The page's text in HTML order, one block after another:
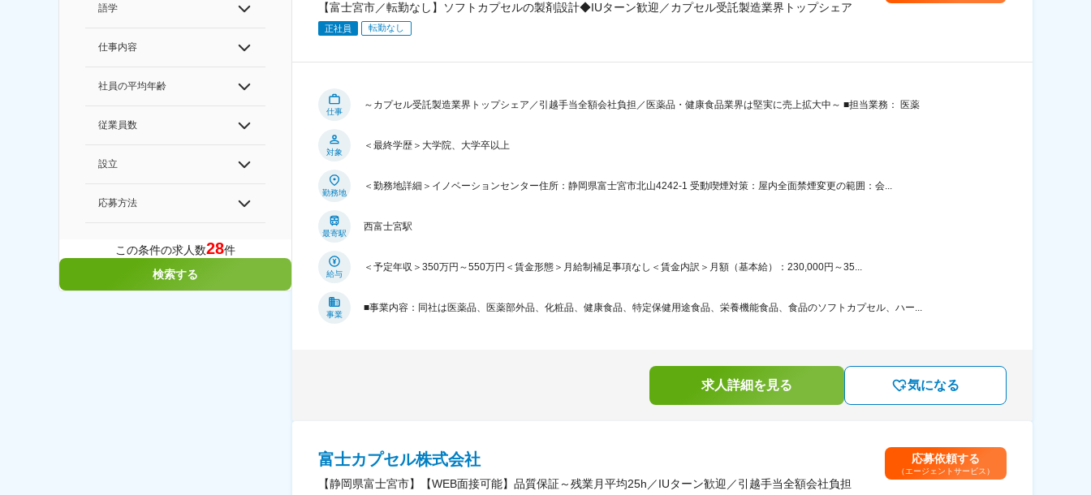
語学
仕事内容
社員の平均年齢
従業員数
設立
応募方法
この条件の求人数28件
検索する
【富士宮市／転勤なし】ソフトカプセルの製剤設計◆IUターン歓迎／カプセル受託製造業界トップシェア
正社員 転勤なし
仕事
～カプセル受託製造業界トップシェア／引越手当全額会社負担／医薬品・健康食品業界は堅実に売上拡大中～ ■担当業務： 医薬
対象
＜最終学歴＞大学院、大学卒以上
勤務地
＜勤務地詳細＞イノベーションセンター住所：静岡県富士宮市北山4242-1 受動喫煙対策：屋内全面禁煙変更の範囲：会...
最寄駅
西富士宮駅
給与
＜予定年収＞350万円～550万円＜賃金形態＞月給制補足事項なし＜賃金内訳＞月額（基本給）：230,000円～35...
事業
■事業内容：同社は医薬品、医薬部外品、化粧品、健康食品、特定保健用途食品、栄養機能食品、食品のソフトカプセル、ハー...
求人詳細を見る 気になる
富士カプセル株式会社
【静岡県富士宮市】【WEB面接可能】品質保証～残業月平均25h／IUターン歓迎／引越手当全額会社負担
応募依頼する
（エージェントサービス）